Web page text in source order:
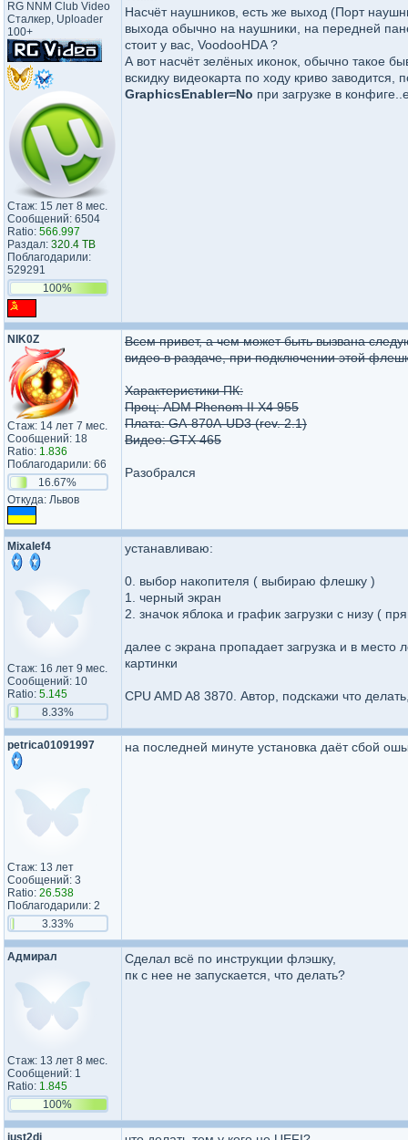
RG NNM Club Video
Сталкер, Uploader
100+
Стаж: 15 лет 8 мес.
Сообщений: 6504
Ratio: 566.997
Раздал: 320.4 TB
Поблагодарили:
529291
100%
Насчёт наушников, есть же выход (Порт
выхода обычно на наушники, на передней
стоит у вас, VoodooHDA ?
А вот насчёт зелёных иконок, обычно такое
вскидку видеокарта по ходу криво
GraphicsEnabler=No при загрузке в
NIK0Z
Стаж: 14 лет 7 мес.
Сообщений: 18
Ratio: 1.836
Поблагодарили: 66
16.67%
Откуда: Львов
Всем привет, а чем может быть вызвана
видео в раздаче, при подключении этой
Характеристики ПК:
Проц: ADM Phenom II X4 955
Плата: GA-870A-UD3 (rev. 2.1)
Видео: GTX 465
Разобрался
Mixalef4
Стаж: 16 лет 9 мес.
Сообщений: 10
Ratio: 5.145
8.33%
устанавливаю:
0. выбор накопителя ( выбираю флешку )
1. черный экран
2. значок яблока и график загрузки с низу (
далее с экрана пропадает загрузка и в место
картинки
CPU AMD A8 3870. Автор, подскажи что
petrica01091997
Стаж: 13 лет
Сообщений: 3
Ratio: 26.538
Поблагодарили: 2
3.33%
на последней минуте установка даёт сбой
Адмирал
Стаж: 13 лет 8 мес.
Сообщений: 1
Ratio: 1.845
100%
Сделал всё по инструкции флэшку,
пк с нее не запускается, что делать?
just2di